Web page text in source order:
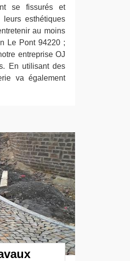
se fissurés et
esthétiques
au moins
Le Pont 94220 ;
entreprise OJ
En utilisant des
va également